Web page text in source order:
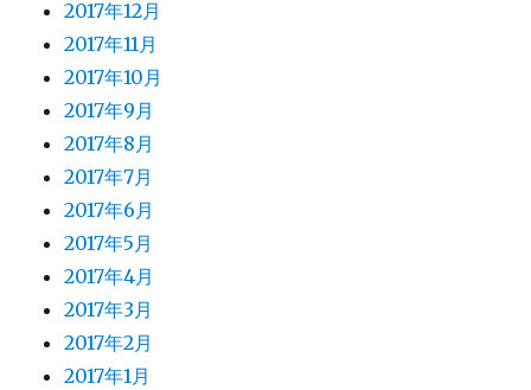
2017年12月
2017年11月
2017年10月
2017年9月
2017年8月
2017年7月
2017年6月
2017年5月
2017年4月
2017年3月
2017年2月
2017年1月